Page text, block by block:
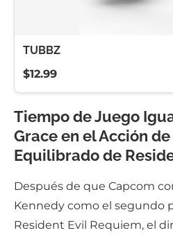
TUBBZ
$12.99
Tiempo de Juego
Grace en el Acción
Equilibrado de
Después de que Capcom
Kennedy como el segundo
Resident Evil Requiem, el